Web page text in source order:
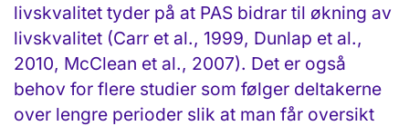
livskvalitet tyder på at PAS bidrar til økning av
livskvalitet (Carr et al., 1999, Dunlap et al.,
2010, McClean et al., 2007). Det er også
behov for flere studier som følger deltakerne
over lengre perioder slik at man får oversikt